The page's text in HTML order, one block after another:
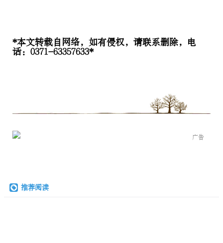
*本文转载自网络，如有侵权，请联系删除，电
话：0371-63357633*
广告
推荐阅读